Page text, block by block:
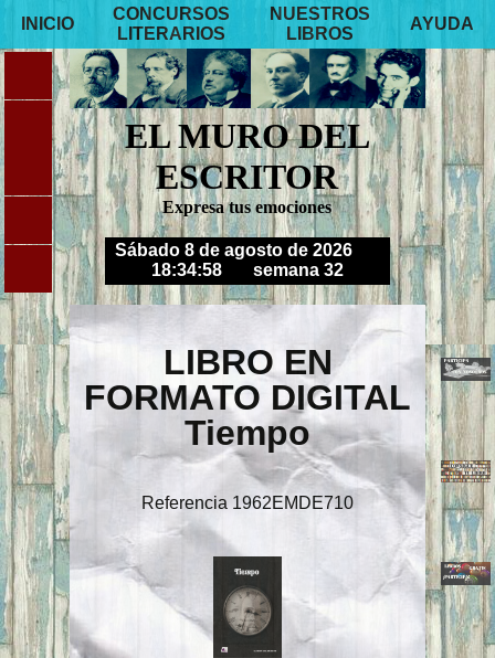
INICIO
CONCURSOS
LITERARIOS
NUESTROS
LIBROS
AYUDA
EL MURO DEL
ESCRITOR
Expresa tus emociones
Sábado 8 de agosto de 2026
18:34:59semana 32
LIBRO EN
FORMATO DIGITAL
Tiempo
Referencia 1962EMDE710